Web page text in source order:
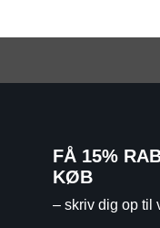
FÅ 15%
KØB
– skriv dig op til